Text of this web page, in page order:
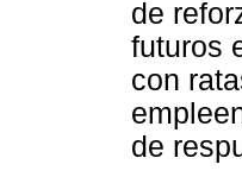
de
futuros
con
de